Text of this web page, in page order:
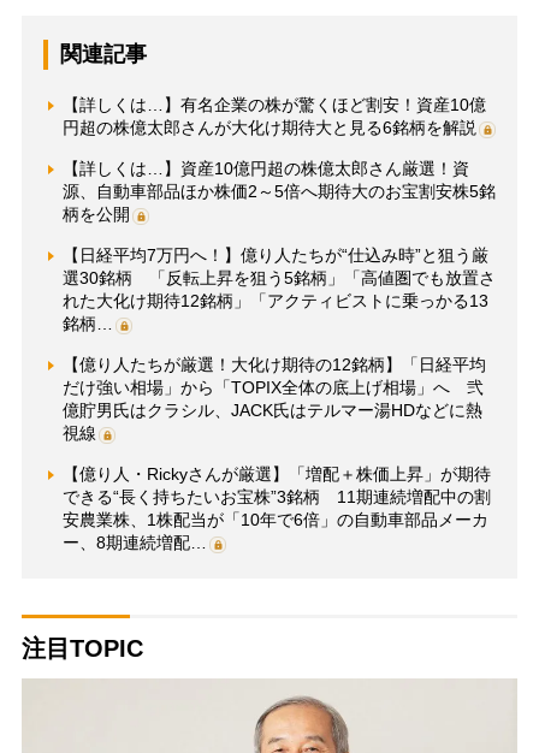
関連記事
【詳しくは…】有名企業の株が驚くほど割安！資産10億
円超の株億太郎さんが大化け期待大と見る6銘柄を解説
【詳しくは…】資産10億円超の株億太郎さん厳選！資
源、自動車部品ほか株価2～5倍へ期待大のお宝割安株5銘
柄を公開
【日経平均7万円へ！】億り人たちが“仕込み時”と狙う厳
選30銘柄 「反転上昇を狙う5銘柄」「高値圏でも放置さ
れた大化け期待12銘柄」「アクティビストに乗っかる13
銘柄…
【億り人たちが厳選！大化け期待の12銘柄】「日経平均
だけ強い相場」から「TOPIX全体の底上げ相場」へ 弐
億貯男氏はクラシル、JACK氏はテルマー湯HDなどに熱
視線
【億り人・Rickyさんが厳選】「増配＋株価上昇」が期待
できる“長く持ちたいお宝株”3銘柄 11期連続増配中の割
安農業株、1株配当が「10年で6倍」の自動車部品メーカ
ー、8期連続増配…
注目TOPIC